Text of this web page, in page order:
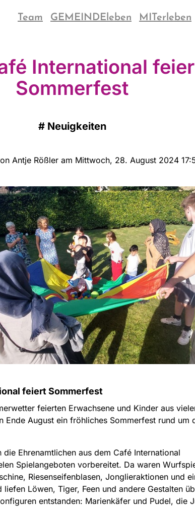
Team GEMEINDEleben MITerleben
International
Sommerfest
# Neuigkeiten
Antje Rößler am Mittwoch, 28. August 2024
feiert Sommerfest
feierten Erwachsene und Kinder aus
Ende August ein fröhliches Sommerfest rund um
die Ehrenamtlichen aus dem Café International
Spielangeboten vorbereitet. Da waren
Riesenseifenblasen, Jonglieraktionen und
liefen Löwen, Tiger, Feen und andere Gestalten
entstanden: Marienkäfer und Pudel, die